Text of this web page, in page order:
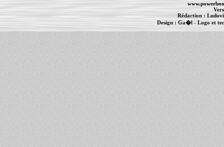
Rédaction :
Design :Ga�l- Logo et
Informations :